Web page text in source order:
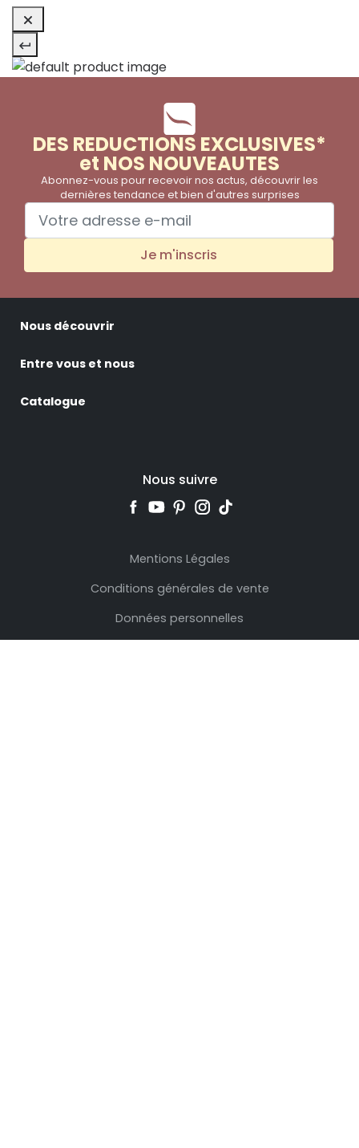
DES REDUCTIONS EXCLUSIVES*
et NOS NOUVEAUTES
Abonnez-vous pour recevoir nos actus, découvrir les
dernières tendance et bien d'autres surprises
Je m'inscris
Nous découvrir
Entre vous et nous
Catalogue
Nous suivre
Mentions Légales
Conditions générales de vente
Données personnelles